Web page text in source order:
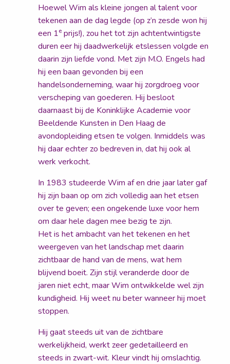
Hoewel Wim als kleine jongen al talent voor
tekenen aan de dag legde (op z’n zesde won hij
een 1e prijs!), zou het tot zijn achtentwintigste
duren eer hij daadwerkelijk etslessen volgde en
daarin zijn liefde vond. Met zijn M.O. Engels had
hij een baan gevonden bij een
handelsonderneming, waar hij zorgdroeg voor
verscheping van goederen. Hij besloot
daarnaast bij de Koninklijke Academie voor
Beeldende Kunsten in Den Haag de
avondopleiding etsen te volgen. Inmiddels was
hij daar echter zo bedreven in, dat hij ook al
werk verkocht.
In 1983 studeerde Wim af en drie jaar later gaf
hij zijn baan op om zich volledig aan het etsen
over te geven; een ongekende luxe voor hem
om daar hele dagen mee bezig te zijn.
Het is het ambacht van het tekenen en het
weergeven van het landschap met daarin
zichtbaar de hand van de mens, wat hem
blijvend boeit. Zijn stijl veranderde door de
jaren niet echt, maar Wim ontwikkelde wel zijn
kundigheid. Hij weet nu beter wanneer hij moet
stoppen.
Hij gaat steeds uit van de zichtbare
werkelijkheid, werkt zeer gedetailleerd en
steeds in zwart-wit. Kleur vindt hij omslachtig.